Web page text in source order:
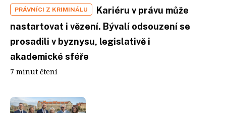
PRÁVNÍCI Z KRIMINÁLU
Kariéru v právu může
nastartovat i vězení. Bývalí odsouzení se
prosadili v byznysu, legislativě i
akademické sféře
7 minut čtení